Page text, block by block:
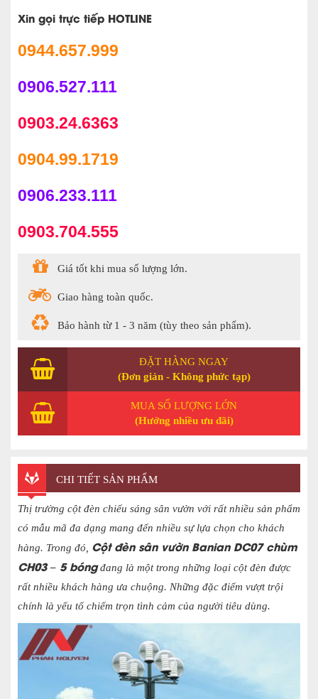
Xin gọi trực tiếp HOTLINE
0944.657.999
0906.527.111
0903.24.6363
0904.99.1719
0906.233.111
0903.704.555
Giá tốt khi mua số lượng lớn.
Giao hàng toàn quốc.
Bảo hành từ 1 - 3 năm (tùy theo sản phẩm).
ĐẶT HÀNG NGAY
(Đơn giản - Không phức tạp)
MUA SỐ LƯỢNG LỚN
(Hưởng nhiều ưu đãi)
CHI TIẾT SẢN PHẨM
Thị trường cột đèn chiếu sáng sân vườn với rất nhiều sản phẩm
có mẫu mã đa dạng mang đến nhiều sự lựa chọn cho khách
hàng. Trong đó, Cột đèn sân vườn Banian DC07 chùm
CH03 – 5 bóngđang là một trong những loại cột đèn được
rất nhiều khách hàng ưa chuộng. Những đặc điểm vượt trội
chính là yếu tố chiếm trọn tình cảm của người tiêu dùng.